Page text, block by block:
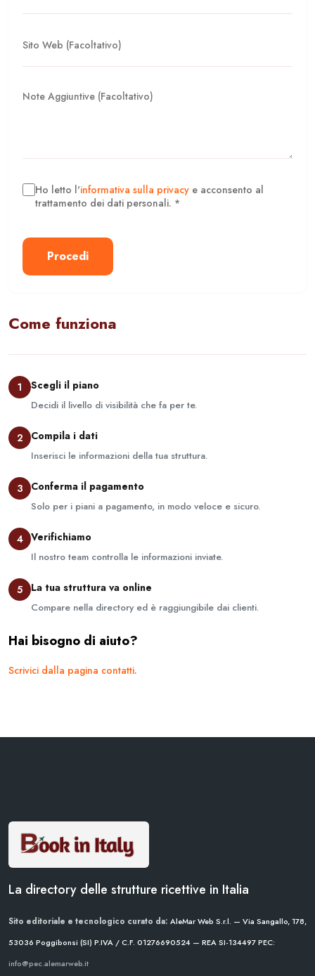
Ho letto l'informativa sulla privacy e acconsento al
trattamento dei dati personali. *
Procedi
Come funziona
1 Scegli il piano
Decidi il livello di visibilità che fa per te.
2 Compila i dati
Inserisci le informazioni della tua struttura.
3 Conferma il pagamento
Solo per i piani a pagamento, in modo veloce e sicuro.
4 Verifichiamo
Il nostro team controlla le informazioni inviate.
5 La tua struttura va online
Compare nella directory ed è raggiungibile dai clienti.
Hai bisogno di aiuto?
Scrivici dalla pagina contatti.
La directory delle strutture ricettive in Italia
Sito editoriale e tecnologico curato da: AleMar Web S.r.l. — Via Sangallo, 178,
53036 Poggibonsi (SI) P.IVA / C.F. 01276690524 — REA SI-134497PEC:
info@pec.alemarweb.it